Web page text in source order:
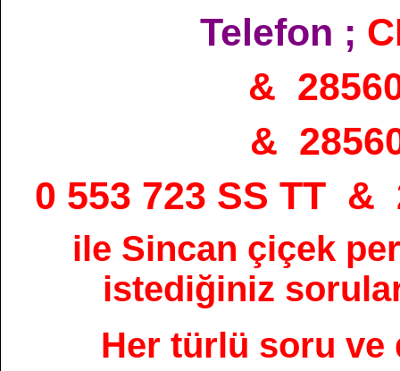
Telefon ;
&
&
0 553 723 SS TT
ile Sincan çiçek
istediğiniz
Her türlü soru